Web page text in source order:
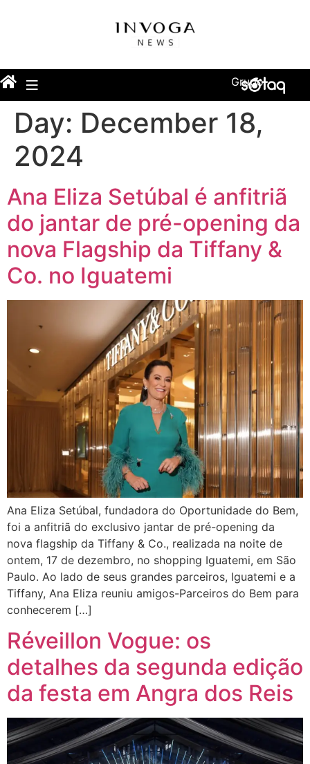
Grupo
Day: December 18,
2024
Ana Eliza Setúbal é anfitriã
do jantar de pré-opening da
nova Flagship da Tiffany &
Co. no Iguatemi
Ana Eliza Setúbal, fundadora do Oportunidade do Bem,
foi a anfitriã do exclusivo jantar de pré-opening da
nova flagship da Tiffany & Co., realizada na noite de
ontem, 17 de dezembro, no shopping Iguatemi, em São
Paulo. Ao lado de seus grandes parceiros, Iguatemi e a
Tiffany, Ana Eliza reuniu amigos-Parceiros do Bem para
conhecerem […]
Réveillon Vogue: os
detalhes da segunda edição
da festa em Angra dos Reis